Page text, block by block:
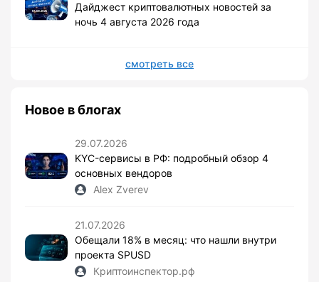
Дайджест криптовалютных новостей за
ночь 4 августа 2026 года
смотреть все
Новое в блогах
29.07.2026
KYC-сервисы в РФ: подробный обзор 4
основных вендоров
Alex Zverev
21.07.2026
Обещали 18% в месяц: что нашли внутри
проекта SPUSD
Криптоинспектор.рф